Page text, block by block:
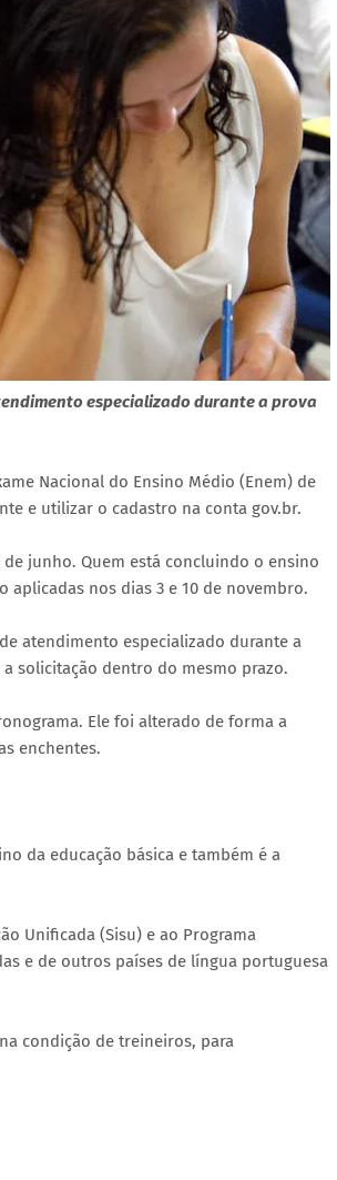
especializado durante a prova
Nacional do Ensino Médio (Enem) de
e utilizar o cadastro na conta gov.br.
de junho. Quem está concluindo o ensino
aplicadas nos dias 3 e 10 de novembro.
atendimento especializado durante a
solicitação dentro do mesmo prazo.
Ele foi alterado de forma a
enchentes.
da educação básica e também é a
Unificada (Sisu) e ao Programa
e de outros países de língua portuguesa
condição de treineiros, para